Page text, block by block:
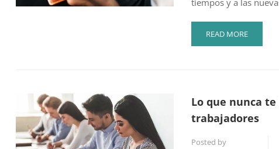
tiempos y a las
READ
MORE
PARA
TU
EMPRESA
READ MORE
Lo que nunca
trabajadores
Posted by